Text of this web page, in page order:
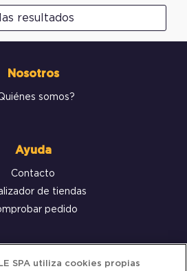
resultados
Nosotros
somos?
Ayuda
Contacto
de tiendas
pedido
al cliente
SPA utiliza cookies propias